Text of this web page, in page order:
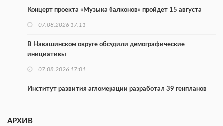
Концерт проекта «Музыка балконов» пройдет 15 августа
07.08.2026 17:11
В Навашинском округе обсудили демографические
инициативы
07.08.2026 17:01
Институт развития агломерации разработал 39 генпланов
С 8 августа изменят схему движения на въезде в Нижний
АРХИВ